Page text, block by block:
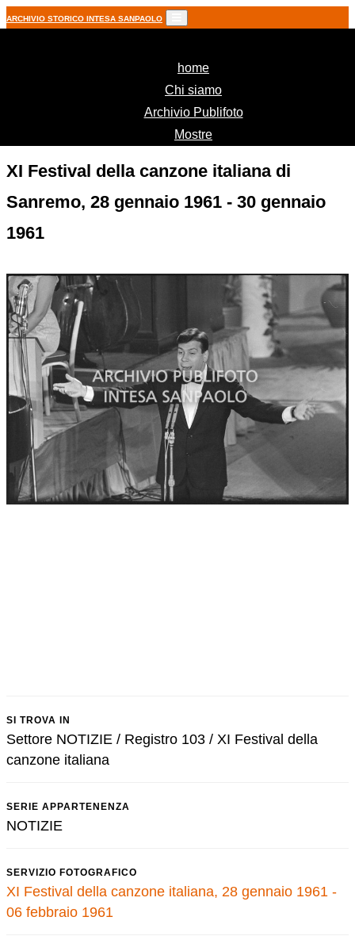
ARCHIVIO STORICO INTESA SANPAOLO
home(current)
Chi siamo
Archivio Publifoto
Mostre
XI Festival della canzone italiana di
Sanremo, 28 gennaio 1961 - 30 gennaio
1961
SI TROVA IN
Settore NOTIZIE / Registro 103 / XI Festival della
canzone italiana
SERIE APPARTENENZA
NOTIZIE
SERVIZIO FOTOGRAFICO
XI Festival della canzone italiana, 28 gennaio 1961 -
06 febbraio 1961